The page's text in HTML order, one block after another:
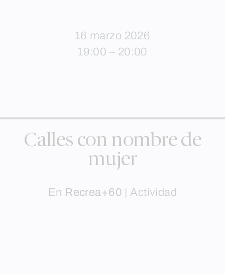
16 marzo 2026
19:00 – 20:00
Calles con nombre de
mujer
En Recrea+60 |Actividad